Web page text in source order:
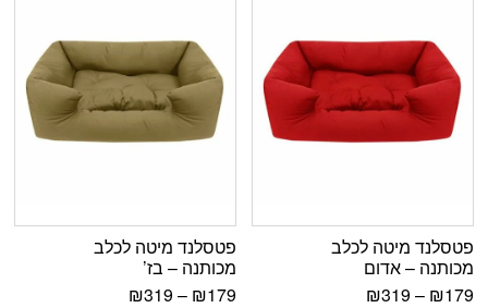
פטסלנד מיטה לכלב
מכותנה – אדום
₪179
–
₪319
פטסלנד מיטה לכלב
מכותנה – בז’
₪179
–
₪319